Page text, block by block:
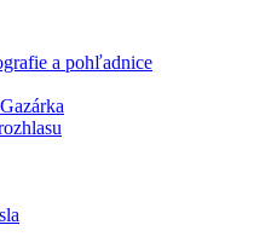
a pohľadnice